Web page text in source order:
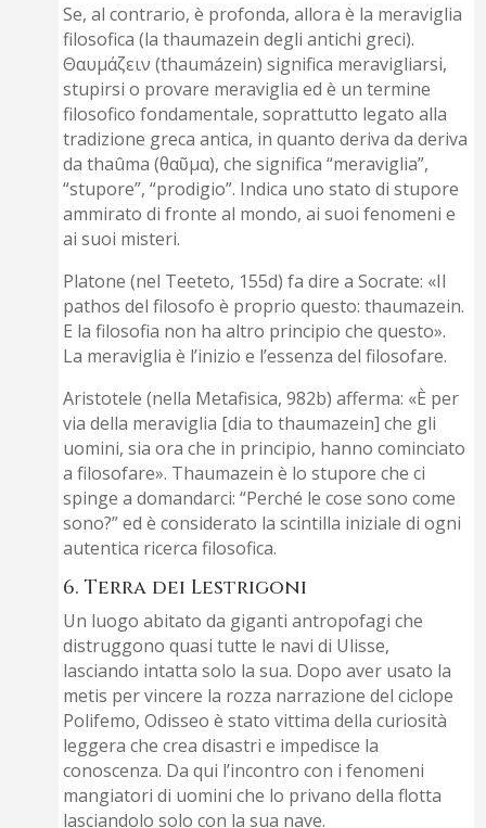
Se, al contrario, è profonda, allora è la meraviglia
filosofica (la thaumazein degli antichi greci).
Θαυμάζειν (thaumázein) significa meravigliarsi,
stupirsi o provare meraviglia ed è un termine
filosofico fondamentale, soprattutto legato alla
tradizione greca antica, in quanto deriva da deriva
da thaûma (θαῦμα), che significa “meraviglia”,
“stupore”, “prodigio”. Indica uno stato di stupore
ammirato di fronte al mondo, ai suoi fenomeni e
ai suoi misteri.
Platone (nel Teeteto, 155d) fa dire a Socrate: «Il
pathos del filosofo è proprio questo: thaumazein.
E la filosofia non ha altro principio che questo».
La meraviglia è l’inizio e l’essenza del filosofare.
Aristotele (nella Metafisica, 982b) afferma: «È per
via della meraviglia [dia to thaumazein] che gli
uomini, sia ora che in principio, hanno cominciato
a filosofare». Thaumazein è lo stupore che ci
spinge a domandarci: “Perché le cose sono come
sono?” ed è considerato la scintilla iniziale di ogni
autentica ricerca filosofica.
6. Terra dei Lestrigoni
Un luogo abitato da giganti antropofagi che
distruggono quasi tutte le navi di Ulisse,
lasciando intatta solo la sua. Dopo aver usato la
metis per vincere la rozza narrazione del ciclope
Polifemo, Odisseo è stato vittima della curiosità
leggera che crea disastri e impedisce la
conoscenza. Da qui l’incontro con i fenomeni
mangiatori di uomini che lo privano della flotta
lasciandolo solo con la sua nave.